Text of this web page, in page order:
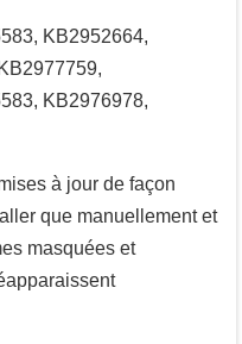
KB2952664,
KB2976978,
à jour de façon
que manuellement et
masquées et